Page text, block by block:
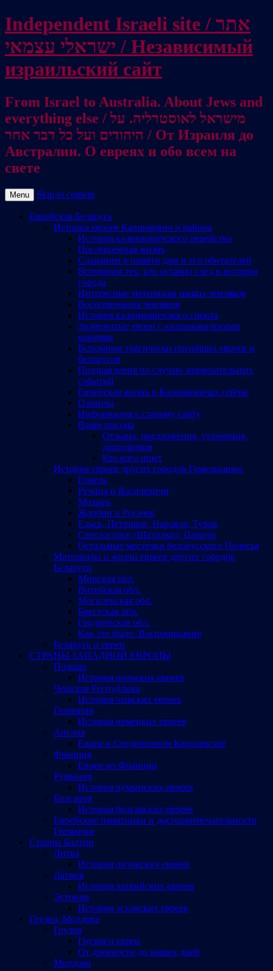
Independent Israeli site / אתר
ישראלי עצמאי / Независимый
израильский сайт
From Israel to Australia. About Jews and
everything else / מישראל לאוסטרליה. על
היהודים ועל כל דבר אחר / От Израиля до
Австралии. О евреях и обо всем на
свете
Menu Skip to content
Еврейская Беларусь
История евреев Калинкович и района
История калинковичского еврейства
Послевоенная жизнь
Сохраним в памяти дом и его обитателей
Вспомним тех, кто оставил след в истории
города
Интересные материалы наших земляков
Воспоминания земляков
История калинковичского спорта
Знаменитые евреи с калинковичскими
корнями
Вспомним трагически погибших евреев и
белорусов
Поздравления по случаю знаменательных
событий
Еврейская жизнь в Калинковичах сейчас
Озаричи
Информация к старому сайту
Ваши письма
Отзывы, предложения, уточнения,
дополнения
Кто кого ищет
История евреев других городов Гомельщины
Гомель
Речица и Василевичи
Мозырь
Жлобин и Рогачев
Ельск, Петриков, Наровля, Туров
Светлогорск (Шатилки), Паричи
Остальные местечки белорусского Полесья
Материалы о жизни евреев других городов
Беларуси
Минская обл.
Витебская обл.
Могилевская обл.
Брестская обл.
Гродненская обл.
Как это было. Воспоминания
Беларусь и евреи
СТРАНЫ ЗАПАДНОЙ ЕВРОПЫ
Польша
История польских евреев
Чешская Республика
История чешских евреев
Германия
История немецких евреев
Англия
Евреи в Соединенном Королевстве
Франция
Евреи во Франции
Румыния
История румынских евреев
Болгария
История болгарских евреев
Еврейские памятники и достопримечательности
Германии
Страны Балтии
Литва
История литовских евреев
Латвия
История латвийских евреев
Эстония
История эстонских евреев
Грузия, Молдова
Грузия
Грузия и евреи
От древности до наших дней
Молдова